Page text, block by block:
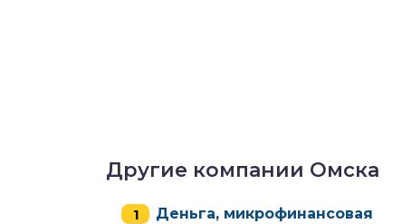
Другие компании Омска
Деньга, микрофинансовая